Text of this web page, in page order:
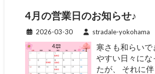
4月の営業日のお知らせ♪
2026-03-30 stradale-yokohama
寒さも和らいで
やすい日々にな
たが、 それに